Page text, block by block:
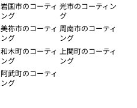
岩国市のコーティ
ング
光市のコーティン
グ
美祢市のコーティ
ング
周南市のコーティ
ング
和木町のコーティ
ング
上関町のコーティ
ング
阿武町のコーティ
ング